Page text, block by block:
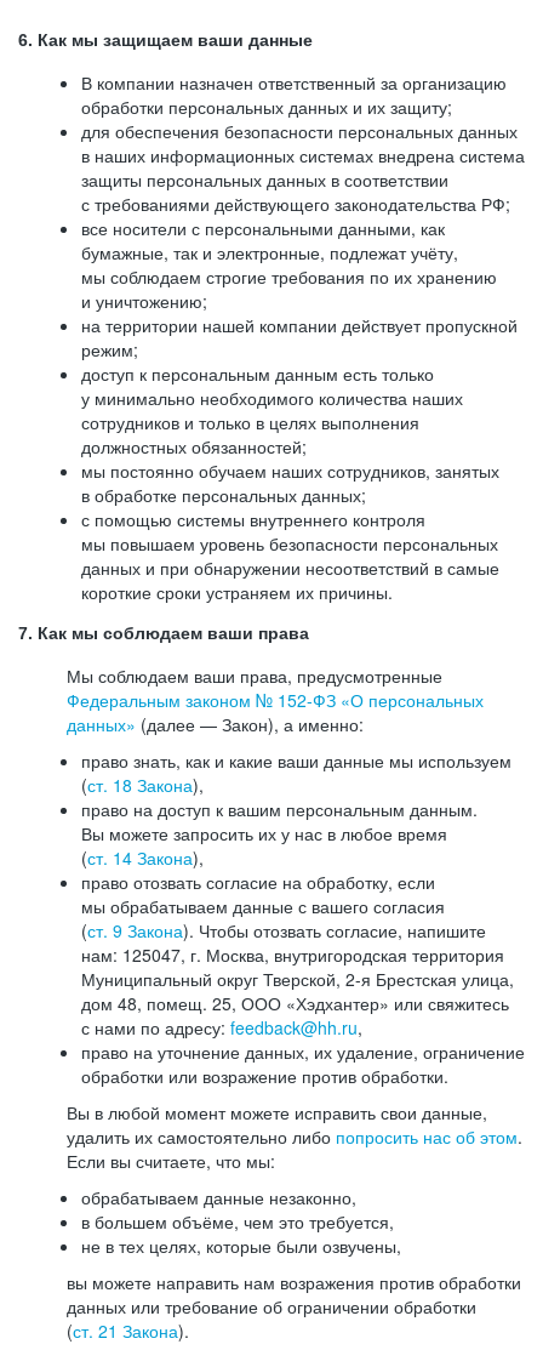
6. Как мы защищаем ваши данные
В компании назначен ответственный за организацию
обработки персональных данных и их защиту;
для обеспечения безопасности персональных данных
в наших информационных системах внедрена система
защиты персональных данных в соответствии
с требованиями действующего законодательства РФ;
все носители с персональными данными, как
бумажные, так и электронные, подлежат учёту,
мы соблюдаем строгие требования по их хранению
и уничтожению;
на территории нашей компании действует пропускной
режим;
доступ к персональным данным есть только
у минимально необходимого количества наших
сотрудников и только в целях выполнения
должностных обязанностей;
мы постоянно обучаем наших сотрудников, занятых
в обработке персональных данных;
с помощью системы внутреннего контроля
мы повышаем уровень безопасности персональных
данных и при обнаружении несоответствий в самые
короткие сроки устраняем их причины.
7. Как мы соблюдаем ваши права
Мы соблюдаем ваши права, предусмотренные
Федеральным законом № 152-ФЗ «О персональных
данных» (далее — Закон), а именно:
право знать, как и какие ваши данные мы используем
(ст. 18 Закона),
право на доступ к вашим персональным данным.
Вы можете запросить их у нас в любое время
(ст. 14 Закона),
право отозвать согласие на обработку, если
мы обрабатываем данные с вашего согласия
(ст. 9 Закона). Чтобы отозвать согласие, напишите
нам: 125047, г. Москва, внутригородская территория
Муниципальный округ Тверской, 2-я Брестская улица,
дом 48, помещ. 25, ООО «Хэдхантер» или свяжитесь
с нами по адресу: feedback@hh.ru,
право на уточнение данных, их удаление, ограничение
обработки или возражение против обработки.
Вы в любой момент можете исправить свои данные,
удалить их самостоятельно либо попросить нас об этом.
Если вы считаете, что мы:
обрабатываем данные незаконно,
в большем объёме, чем это требуется,
не в тех целях, которые были озвучены,
вы можете направить нам возражения против обработки
данных или требование об ограничении обработки
(ст. 21 Закона).